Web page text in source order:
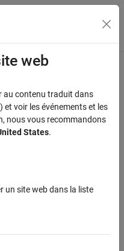
du menu
time series
and correlation in financial
wavelet analysis.
web
au contenu traduit dans
voir les événements et les
nous vous recommandons
States.
un site web dans la liste